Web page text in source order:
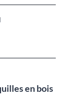
en bois